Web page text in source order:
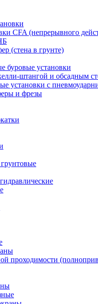
CFA (непрерывного
(стена в грунте)
буровые установки
штангой и обсадным
установки с
и фрезы
проходимости